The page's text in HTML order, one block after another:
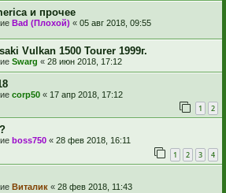
и прочее
Bad (Плохой) « 05 авг 2018, 09:55
Vulkan 1500 Tourer 1999г.
Swarg « 28 июн 2018, 17:12
corp50 « 17 апр 2018, 17:12
1 2
boss750 « 28 фев 2018, 16:11
1 2 3 4
Виталик « 28 фев 2018, 11:43